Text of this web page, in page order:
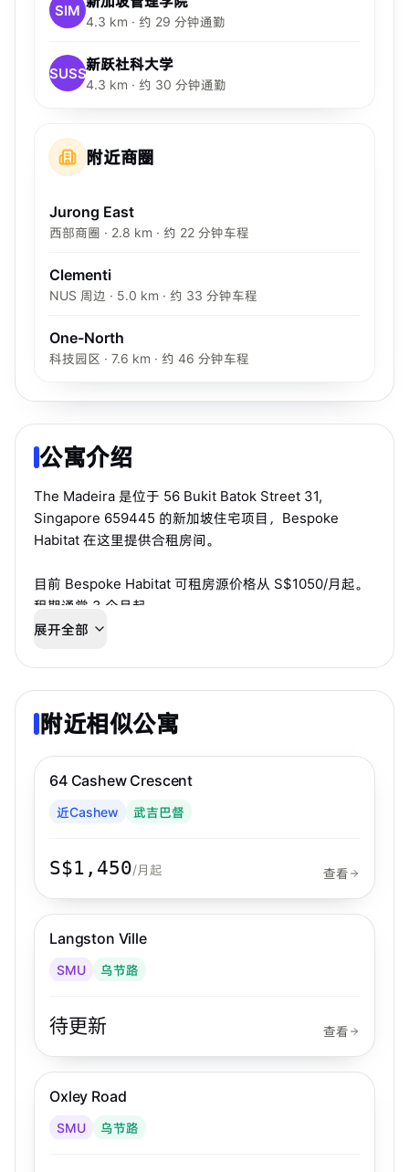
SIM
4.3 km · 约 29 分钟通勤
SUSS新跃社科大学
4.3 km · 约 30 分钟通勤
附近商圈
Jurong East
西部商圈 · 2.8 km · 约 22 分钟车程
Clementi
NUS 周边 · 5.0 km · 约 33 分钟车程
One-North
科技园区 · 7.6 km · 约 46 分钟车程
公寓介绍
The Madeira 是位于 56 Bukit Batok Street 31,
Singapore 659445 的新加坡住宅项目，Bespoke
Habitat 在这里提供合租房间。
目前 Bespoke Habitat 可租房源价格从 S$1050/月起。
租期通常 3 个月起。
位、儿童游乐区等设施。房源适合希望通过中文顾问快
速确认房态、看房和入住安排的学生或工作人士。
展开全部
附近相似公寓
步行 10 分钟到 MRT
64 Cashew Crescent
近Cashew 武吉巴督
S$1,450/月起
查看
Langston Ville
SMU 乌节路
待更新
查看
Oxley Road
SMU 乌节路